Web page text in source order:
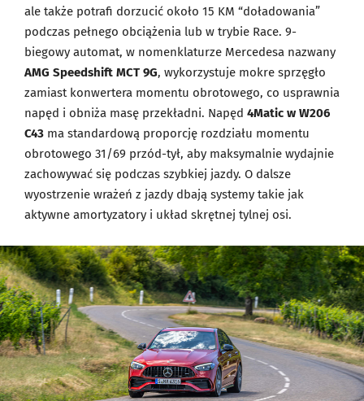
ale także potrafi dorzucić około 15 KM “doładowania”
podczas pełnego obciążenia lub w trybie Race. 9-
biegowy automat, w nomenklaturze Mercedesa nazwany
AMG Speedshift MCT 9G, wykorzystuje mokre sprzęgło
zamiast konwertera momentu obrotowego, co usprawnia
napęd i obniża masę przekładni. Napęd 4Matic w W206
C43 ma standardową proporcję rozdziału momentu
obrotowego 31/69 przód-tył, aby maksymalnie wydajnie
zachowywać się podczas szybkiej jazdy. O dalsze
wyostrzenie wrażeń z jazdy dbają systemy takie jak
aktywne amortyzatory i układ skrętnej tylnej osi.